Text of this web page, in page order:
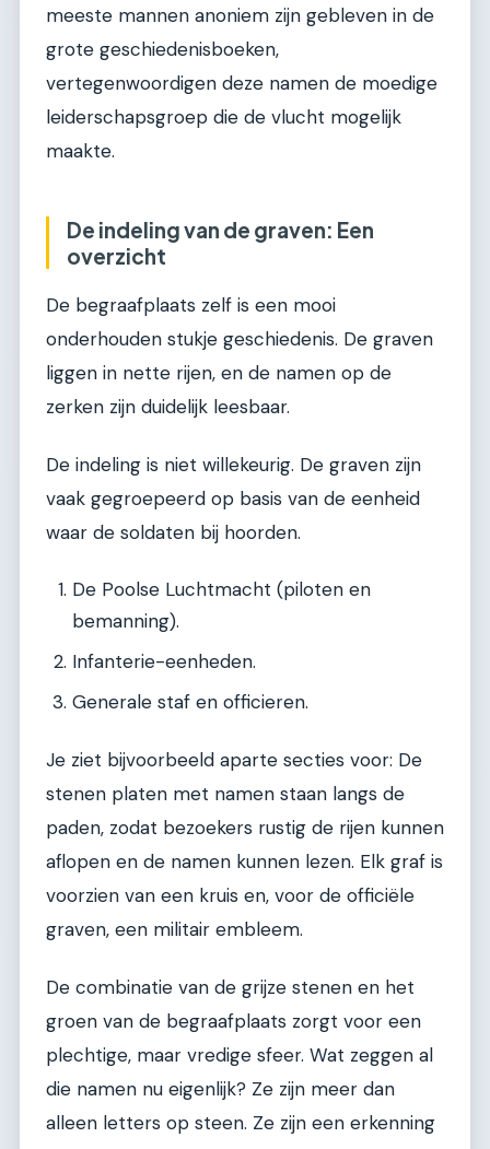
meeste mannen anoniem zijn gebleven in de
grote geschiedenisboeken,
vertegenwoordigen deze namen de moedige
leiderschapsgroep die de vlucht mogelijk
maakte.
De indeling van de graven: Een
overzicht
De begraafplaats zelf is een mooi
onderhouden stukje geschiedenis. De graven
liggen in nette rijen, en de namen op de
zerken zijn duidelijk leesbaar.
De indeling is niet willekeurig. De graven zijn
vaak gegroepeerd op basis van de eenheid
waar de soldaten bij hoorden.
De Poolse Luchtmacht (piloten en
bemanning).
Infanterie-eenheden.
Generale staf en officieren.
Je ziet bijvoorbeeld aparte secties voor: De
stenen platen met namen staan langs de
paden, zodat bezoekers rustig de rijen kunnen
aflopen en de namen kunnen lezen. Elk graf is
voorzien van een kruis en, voor de officiële
graven, een militair embleem.
De combinatie van de grijze stenen en het
groen van de begraafplaats zorgt voor een
plechtige, maar vredige sfeer. Wat zeggen al
die namen nu eigenlijk? Ze zijn meer dan
alleen letters op steen. Ze zijn een erkenning